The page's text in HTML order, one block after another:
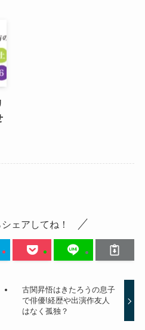
ェアしてね！
古関昇悟はきたろうの息子
で俳優!経歴や出演作友人
はなく孤独？